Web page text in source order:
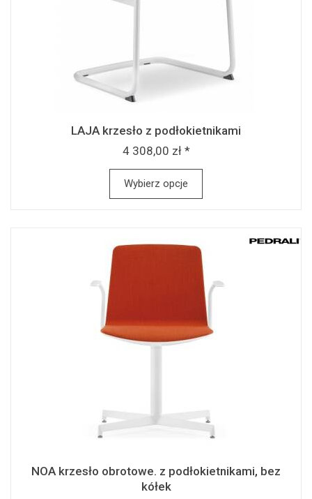
LAJA krzesło z podłokietnikami
4 308,00 zł *
Wybierz opcje
NOA krzesło obrotowe. z podłokietnikami, bez
kółek